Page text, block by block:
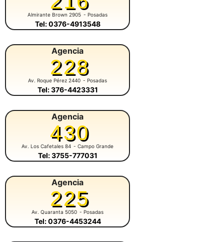
Almirante Brown 2905 - Posadas
Tel: 0376-4913548
Agencia
228
Av. Roque Pérez 2440 - Posadas
Tel: 376-4423331
Agencia
430
Av. Los Cafetales 84 - Campo Grande
Tel: 3755-777031
Agencia
225
Av. Quaranta 5050 - Posadas
Tel: 0376-4453244